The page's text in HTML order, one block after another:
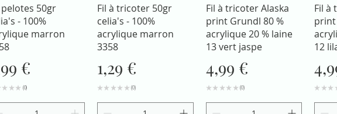
Aperçu rapide
pelotes 50gr
- 100%
marron
€
★ ★ ★ 0
0
Aperçu rapide
Fil à tricoter 50gr
celia's - 100%
acrylique marron
3358
Prix
1,29 €
★ ★ ★ ★ ★ 0
0
Aperçu rapide
Fil à tricoter Alaska
print Grundl 80 %
acrylique 20 % laine
13 vert jaspe
Prix
4,99 €
★ ★ ★ ★ ★ 0
0
Fil à
print
12
★ ★ ★